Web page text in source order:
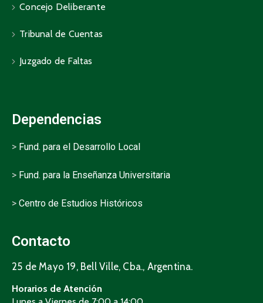
Concejo Deliberante
Tribunal de Cuentas
Juzgado de Faltas
Dependencias
> Fund. para el Desarrollo Local
> Fund. para la Enseñanza Universitaria
> Centro de Estudios Históricos
Contacto
25 de Mayo 19, Bell Ville, Cba., Argentina.
Horarios de Atención